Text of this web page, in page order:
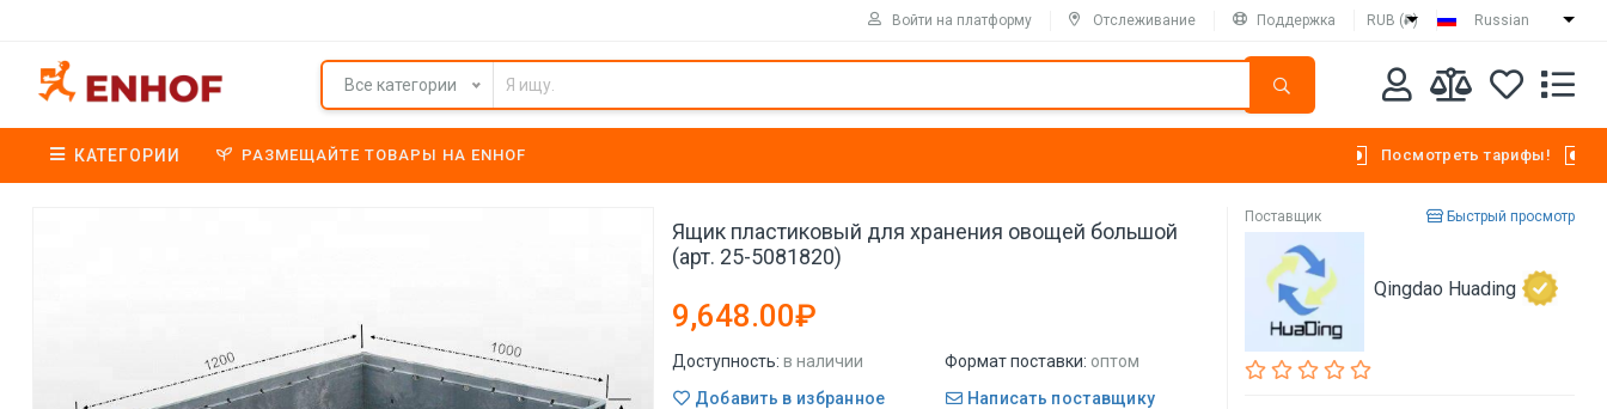
Войти на платформу Отслеживание Поддержка RUB (₽) Russian
Все категории
КАТЕГОРИИ РАЗМЕЩАЙТЕ ТОВАРЫ НА ENHOF Посмотреть тарифы!
Ящик пластиковый для хранения овощей большой
(арт. 25-5081820)
9,648.00₽
Доступность: в наличии Формат поставки: оптом
Добавить в избранное
Написать поставщику
Поставщик Быстрый просмотр
Qingdao Huading